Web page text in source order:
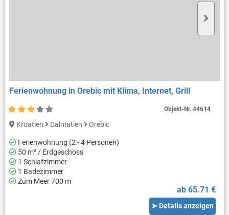
Ferienwohnung in Orebic mit Klima, Internet, Grill
Kroatien Dalmatien Orebic
Ferienwohnung (2 - 4 Personen)
50 m² / Erdgeschoss
1 Schlafzimmer
1 Badezimmer
Zum Meer 700 m
ab 65.71 €
➤ Details anzeigen
Objekt-Nr.44614